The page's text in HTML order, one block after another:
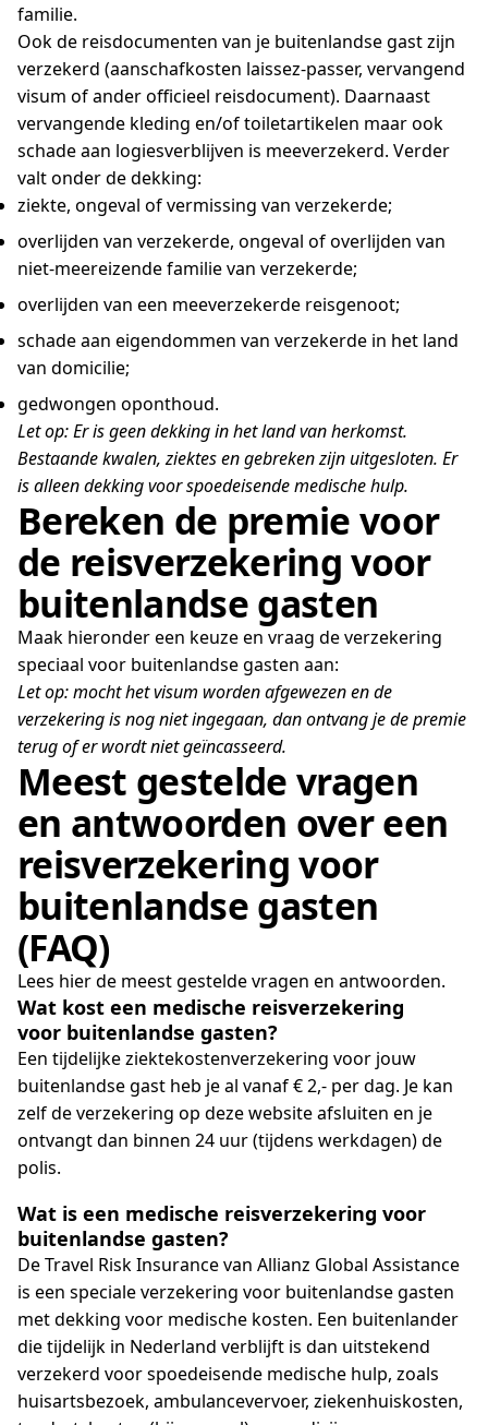
familie.
Ook de reisdocumenten van je buitenlandse gast zijn
verzekerd (aanschafkosten laissez-passer, vervangend
visum of ander officieel reisdocument). Daarnaast
vervangende kleding en/of toiletartikelen maar ook
schade aan logiesverblijven is meeverzekerd. Verder
valt onder de dekking:
ziekte, ongeval of vermissing van verzekerde;
overlijden van verzekerde, ongeval of overlijden van
niet-meereizende familie van verzekerde;
overlijden van een meeverzekerde reisgenoot;
schade aan eigendommen van verzekerde in het land
van domicilie;
gedwongen oponthoud.
Let op: Er is geen dekking in het land van herkomst.
Bestaande kwalen, ziektes en gebreken zijn uitgesloten. Er
is alleen dekking voor spoedeisende medische hulp.
Bereken de premie voor
de reisverzekering voor
buitenlandse gasten
Maak hieronder een keuze en vraag de verzekering
speciaal voor buitenlandse gasten aan:
Let op: mocht het visum worden afgewezen en de
verzekering is nog niet ingegaan, dan ontvang je de premie
terug of er wordt niet geïncasseerd.
Meest gestelde vragen
en antwoorden over een
reisverzekering voor
buitenlandse gasten
(FAQ)
Lees hier de meest gestelde vragen en antwoorden.
Wat kost een medische reisverzekering
voor buitenlandse gasten?
Een tijdelijke ziektekostenverzekering voor jouw
buitenlandse gast heb je al vanaf € 2,- per dag. Je kan
zelf de verzekering op deze website afsluiten en je
ontvangt dan binnen 24 uur (tijdens werkdagen) de
polis.
Wat is een medische reisverzekering voor
buitenlandse gasten?
De Travel Risk Insurance van Allianz Global Assistance
is een speciale verzekering voor buitenlandse gasten
met dekking voor medische kosten. Een buitenlander
die tijdelijk in Nederland verblijft is dan uitstekend
verzekerd voor spoedeisende medische hulp, zoals
huisartsbezoek, ambulancevervoer, ziekenhuiskosten,